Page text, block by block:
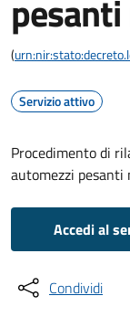
(
Servizio attivo
Procedimento di
automezzi
Accedi al
Condividi